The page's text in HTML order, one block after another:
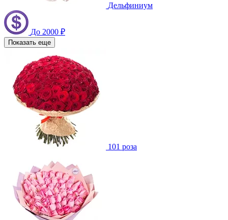
Дельфиниум
До 2000 ₽
Показать еще
101 роза